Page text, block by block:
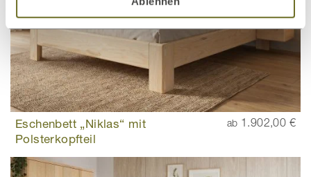
Eschenbett „Niklas“ mit
Polsterkopfteil
ab 1.902,00 €